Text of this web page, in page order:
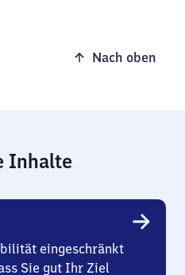
Nach oben
Inhalte
eingeschränkt
Sie gut Ihr Ziel